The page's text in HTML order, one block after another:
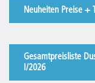
Neuheiten Preise +
Gesamtpreisliste
I/2026